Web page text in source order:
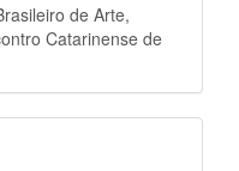
de Arte,
Catarinense de